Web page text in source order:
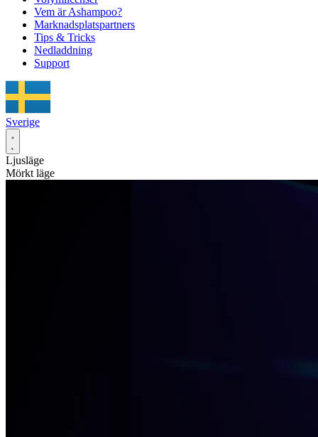
Vem är Ashampoo?
Marknadsplatspartners
Tips & Tricks
Nedladdning
Support
Sverige
Ljusläge
Mörkt läge